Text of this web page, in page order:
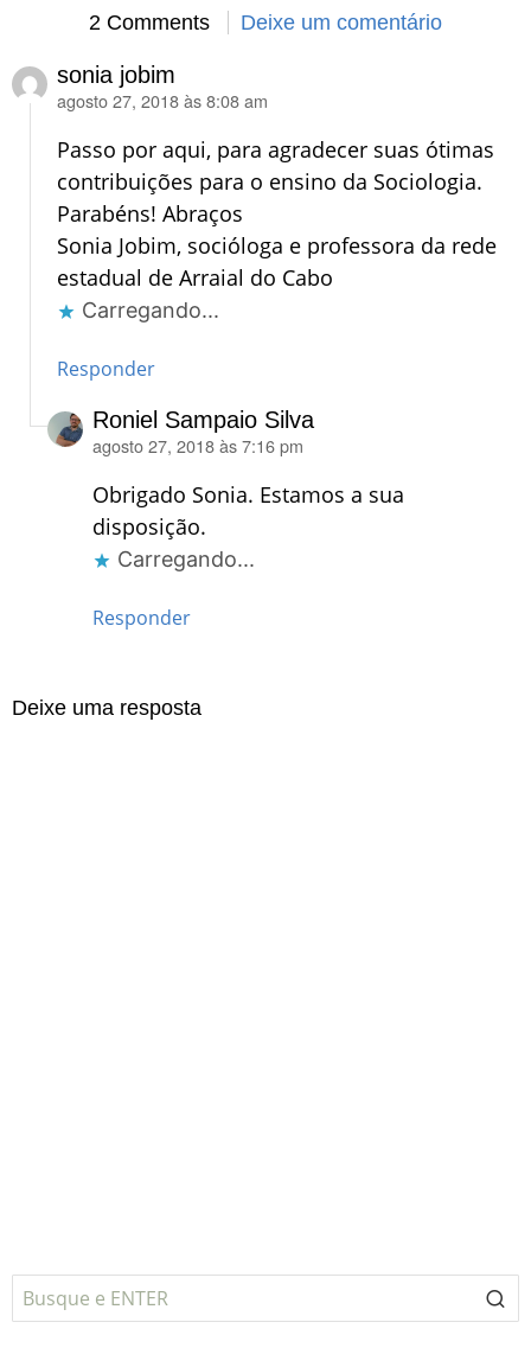
2 Comments Deixe um comentário
sonia jobim
disse:
agosto 27, 2018 às 8:08 am
Passo por aqui, para agradecer suas ótimas
contribuições para o ensino da Sociologia.
Parabéns! Abraços
Sonia Jobim, socióloga e professora da rede
estadual de Arraial do Cabo
Carregando...
Responder
Roniel Sampaio Silva
disse:
agosto 27, 2018 às 7:16 pm
Obrigado Sonia. Estamos a sua
disposição.
Carregando...
Responder
Deixe uma resposta